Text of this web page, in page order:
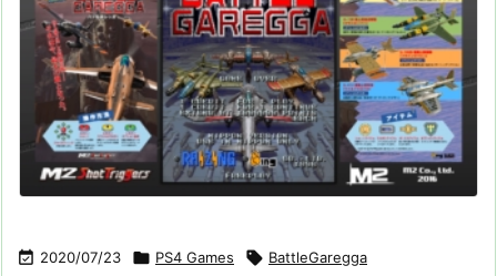
 2020/07/23  PS4 Games  BattleGaregga